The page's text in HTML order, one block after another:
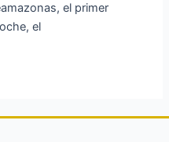
el primer
el